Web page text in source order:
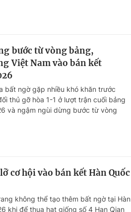
bước từ vòng bảng,
Việt Nam vào bán kết
bất ngờ gặp nhiều khó khăn trước
thủ gỡ hòa 1-1 ở lượt trận cuối bảng
và ngậm ngùi dừng bước từ vòng
cơ hội vào bán kết Hàn Quốc
không thể tạo thêm bất ngờ tại Hàn
khi để thua hạt giống số 4 Han Qian